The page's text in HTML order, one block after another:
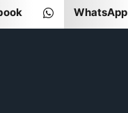
WhatsApp